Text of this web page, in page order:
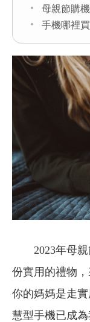
母親節購
手機哪裡
2023年母親
份實用的禮物
你的媽媽是走
慧型手機已成